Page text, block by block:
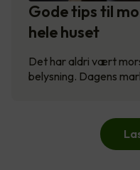
Gode tips til
hele huset
Det har aldri vært
belysning. Dagens